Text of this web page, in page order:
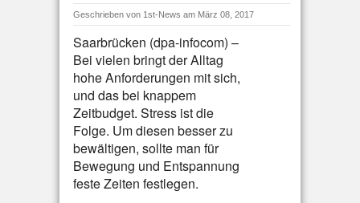
Geschrieben von 1st-News am März 08, 2017
Saarbrücken (dpa-infocom) –
Bei vielen bringt der Alltag
hohe Anforderungen mit sich,
und das bei knappem
Zeitbudget. Stress ist die
Folge. Um diesen besser zu
bewältigen, sollte man für
Bewegung und Entspannung
feste Zeiten festlegen.